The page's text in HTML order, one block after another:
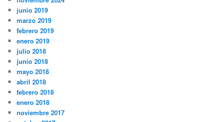
junio 2019
marzo 2019
febrero 2019
enero 2019
julio 2018
junio 2018
mayo 2018
abril 2018
febrero 2018
enero 2018
noviembre 2017